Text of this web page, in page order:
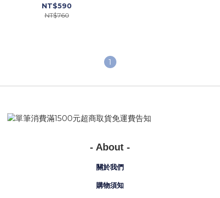
NT$590
NT$760
1
- About -
關於我們
購物須知